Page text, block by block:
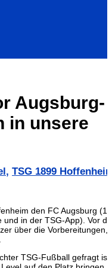
Augsburg-
in unsere
, TSG 1899
den FC Augsburg
und in der TSG-App). Vor
über die Vorbereitungen,
TSG-Fußball gefragt ist: